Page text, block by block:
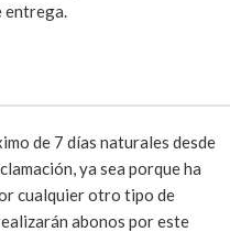
entrega.
de 7 días naturales desde
ya sea porque ha
cualquier otro tipo de
abonos por este